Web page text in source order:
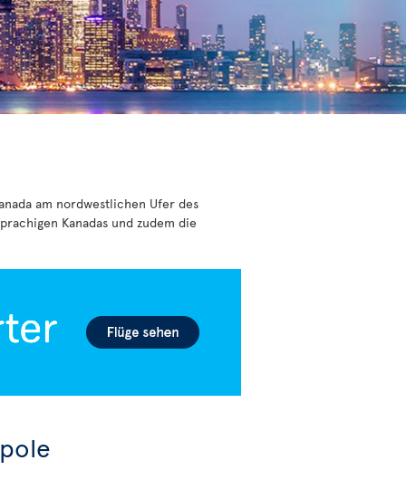
am nordwestlichen Ufer des
Kanadas und zudem die